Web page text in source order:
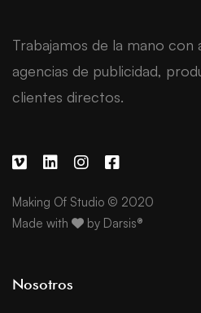
Trabajamos de la mano con
agencias de publicidad,
clientes directos.
Making Of Studio © 2020
Made with
by Darsis®
Nosotros